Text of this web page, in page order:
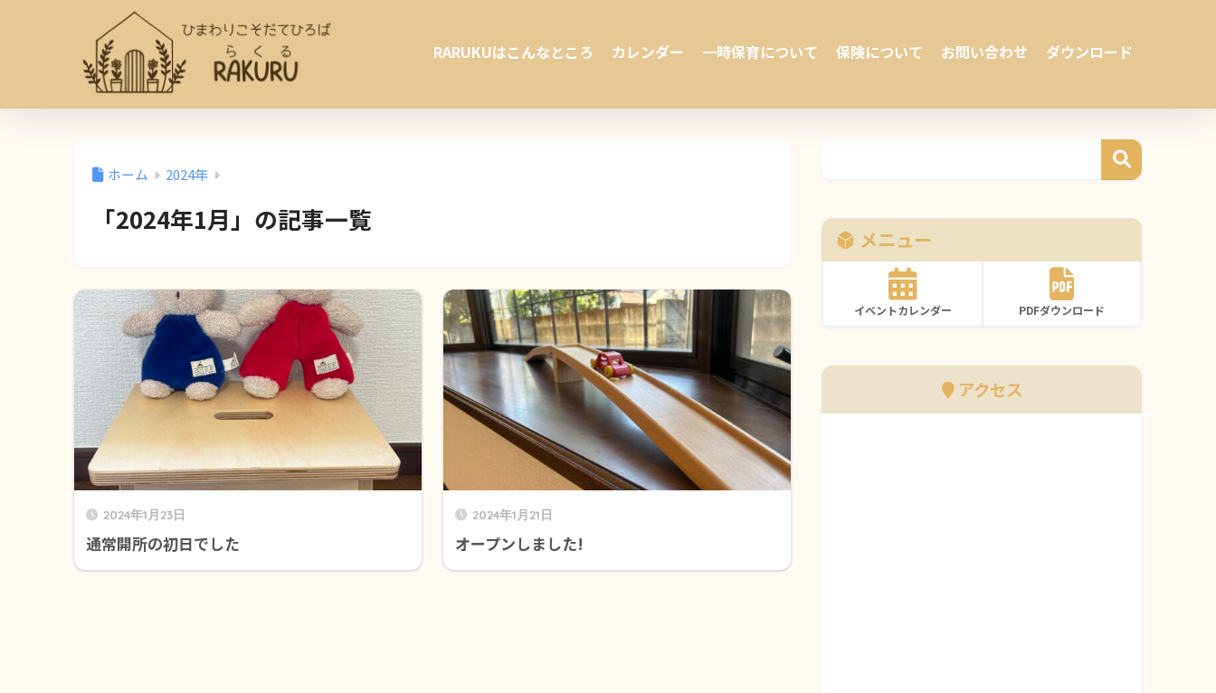
RARUKUはこんなところ カレンダー 一時保育について 保険について お問い合わせ ダウンロード
ホーム 2024年
「2024年1月」の記事一覧
2024年1月23日
通常開所の初日でした
2024年1月21日
オープンしました!
メニュー
イベントカレンダー PDFダウンロード
アクセス